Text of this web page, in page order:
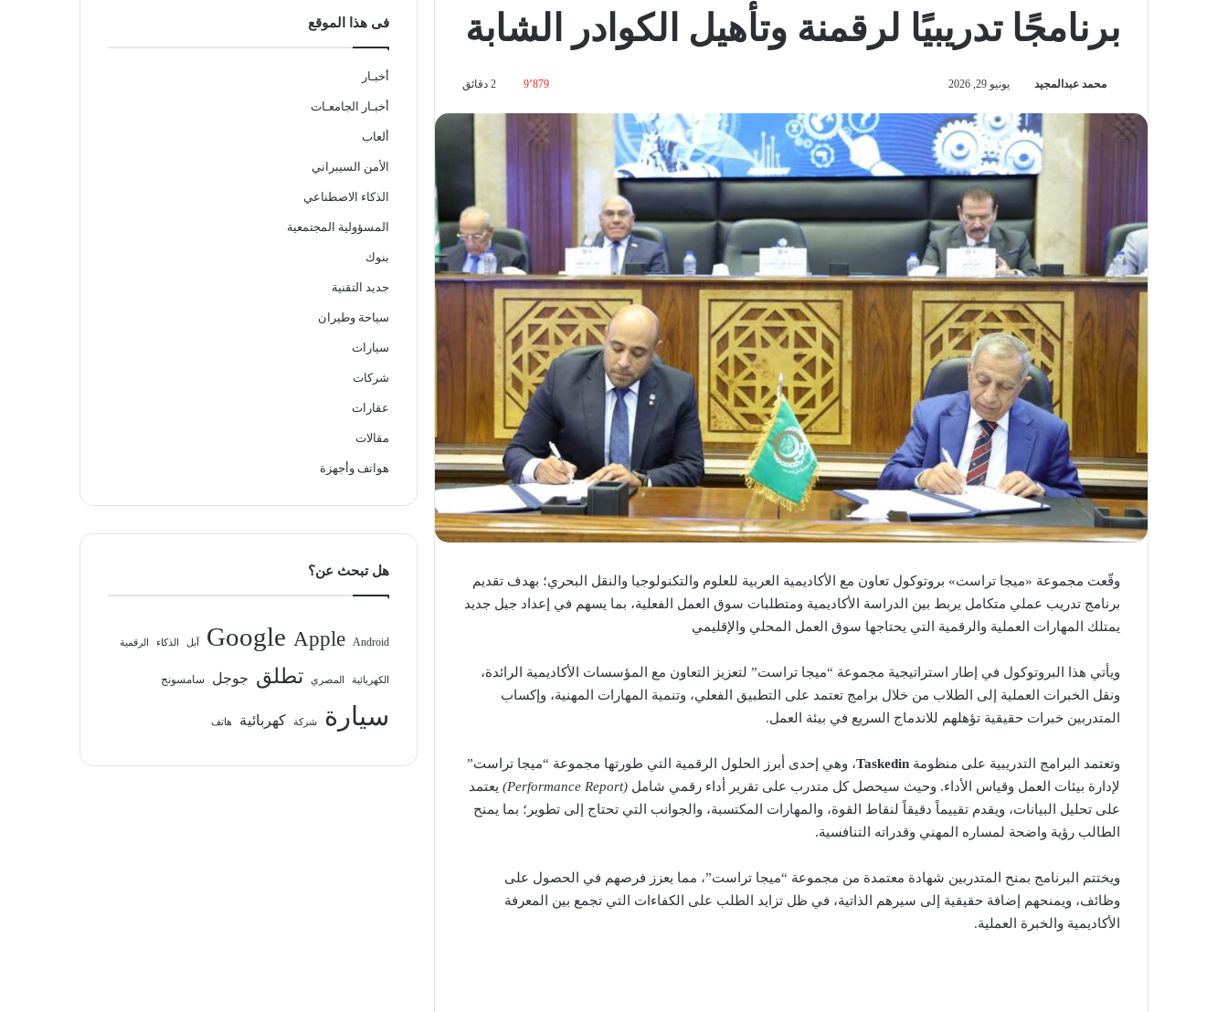
برنامجًا تدريبيًا لرقمنة وتأهيل الكوادر الشابة
محمد عبدالمجيد يونيو 29, 2026 9٬879
وقّعت مجموعة «ميجا تراست» بروتوكول تعاون مع الأكاديمية العربية للعلوم والتكنولوجيا والنقل البحري؛ بهدف تقديم
برنامج تدريب عملي متكامل يربط بين الدراسة الأكاديمية ومتطلبات سوق العمل الفعلية، بما يسهم في إعداد جيل جديد
يمتلك المهارات العملية والرقمية التي يحتاجها سوق العمل المحلي والإقليمي
ويأتي هذا البروتوكول في إطار استراتيجية مجموعة “ميجا تراست” لتعزيز التعاون مع المؤسسات الأكاديمية الرائدة،
ونقل الخبرات العملية إلى الطلاب من خلال برامج تعتمد على التطبيق الفعلي، وتنمية المهارات المهنية، وإكساب
المتدربين خبرات حقيقية تؤهلهم للاندماج السريع في بيئة العمل.
وتعتمد البرامج التدريبية على منظومة Taskedin، وهي إحدى أبرز الحلول الرقمية التي طورتها مجموعة “ميجا تراست”
لإدارة بيئات العمل وقياس الأداء. وحيث سيحصل كل متدرب على تقرير أداء رقمي شامل (Performance Report)
يعتمد
على تحليل البيانات، ويقدم تقييماً دقيقاً لنقاط القوة، والمهارات المكتسبة، والجوانب التي تحتاج إلى تطوير؛ بما يمنح
الطالب رؤية واضحة لمساره المهني وقدراته التنافسية.
ويختتم البرنامج بمنح المتدربين شهادة معتمدة من مجموعة “ميجا تراست”، مما يعزز فرصهم في الحصول على
وظائف، ويمنحهم إضافة حقيقية إلى سيرهم الذاتية، في ظل تزايد الطلب على الكفاءات التي تجمع بين المعرفة
الأكاديمية والخبرة العملية.
فى هذا الموقع
أخبـار
أخبـار الجامعـات
ألعاب
الأمن السيبراني
الذكاء الاصطناعي
المسؤولية المجتمعية
بنوك
جديد التقنية
سياحة وطيران
سيارات
شركات
عقارات
مقالات
هواتف وأجهزة
هل تبحث عن؟
Android
Apple
Google آبل الذكاء الرقمية
الكهربائية المصري تطلق جوجل سامسونج
سيارة شركة كهربائية هاتف